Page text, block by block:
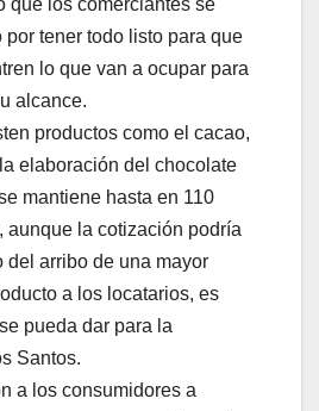
que los comerciantes se
tener todo listo para que
lo que van a ocupar para
alcance.
productos como el cacao,
elaboración del chocolate
mantiene hasta en 110
aunque la cotización podría
del arribo de una mayor
a los locatarios, es
pueda dar para la
Santos.
a los consumidores a